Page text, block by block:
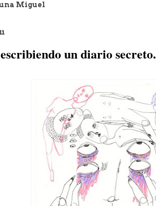
Miguel
un diario secreto.